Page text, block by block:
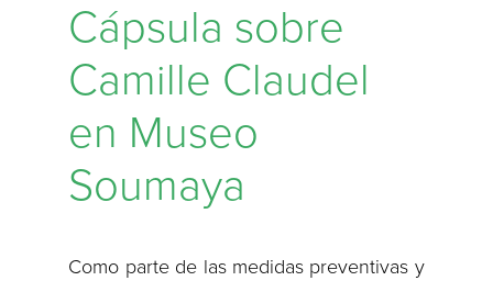
Cápsula sobre
Camille Claudel
en Museo
Soumaya
Como parte de las medidas preventivas y